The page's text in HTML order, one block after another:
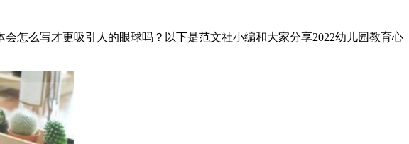
怎么写才更吸引人的眼球吗？以下是范文社小编和大家分享2022幼儿园教育心